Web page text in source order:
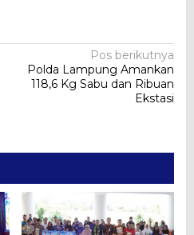
Pos berikutnya
Polda Lampung Amankan
118,6 Kg Sabu dan Ribuan
Ekstasi